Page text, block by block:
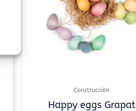
Construcción
Happy eggs Grapat